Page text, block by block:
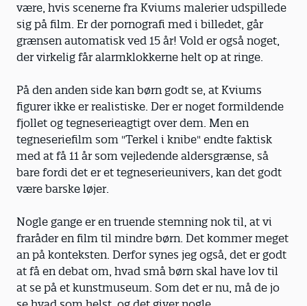
være, hvis scenerne fra Kviums malerier udspillede
sig på film. Er der pornografi med i billedet, går
grænsen automatisk ved 15 år! Vold er også noget,
der virkelig får alarmklokkerne helt op at ringe.
På den anden side kan børn godt se, at Kviums
figurer ikke er realistiske. Der er noget formildende
fjollet og tegneserieagtigt over dem. Men en
tegneseriefilm som "Terkel i knibe" endte faktisk
med at få 11 år som vejledende aldersgrænse, så
bare fordi det er et tegneserieunivers, kan det godt
være barske løjer.
Nogle gange er en truende stemning nok til, at vi
fraråder en film til mindre børn. Det kommer meget
an på konteksten. Derfor synes jeg også, det er godt
at få en debat om, hvad små børn skal have lov til
at se på et kunstmuseum. Som det er nu, må de jo